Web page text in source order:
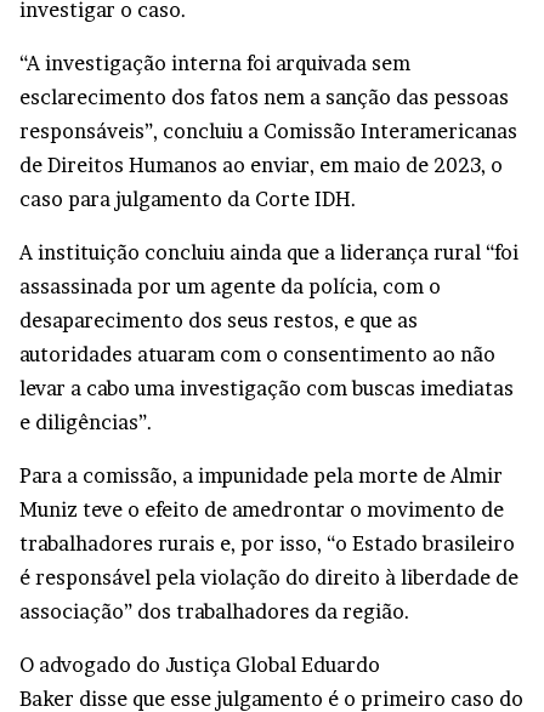
investigar o caso.
“A investigação interna foi arquivada sem
esclarecimento dos fatos nem a sanção das pessoas
responsáveis”, concluiu a Comissão Interamericanas
de Direitos Humanos ao enviar, em maio de 2023, o
caso para julgamento da Corte IDH.
A instituição concluiu ainda que a liderança rural “foi
assassinada por um agente da polícia, com o
desaparecimento dos seus restos, e que as
autoridades atuaram com o consentimento ao não
levar a cabo uma investigação com buscas imediatas
e diligências”.
Para a comissão, a impunidade pela morte de Almir
Muniz teve o efeito de amedrontar o movimento de
trabalhadores rurais e, por isso, “o Estado brasileiro
é responsável pela violação do direito à liberdade de
associação” dos trabalhadores da região.
O advogado do Justiça Global Eduardo
Baker disse que esse julgamento é o primeiro caso do